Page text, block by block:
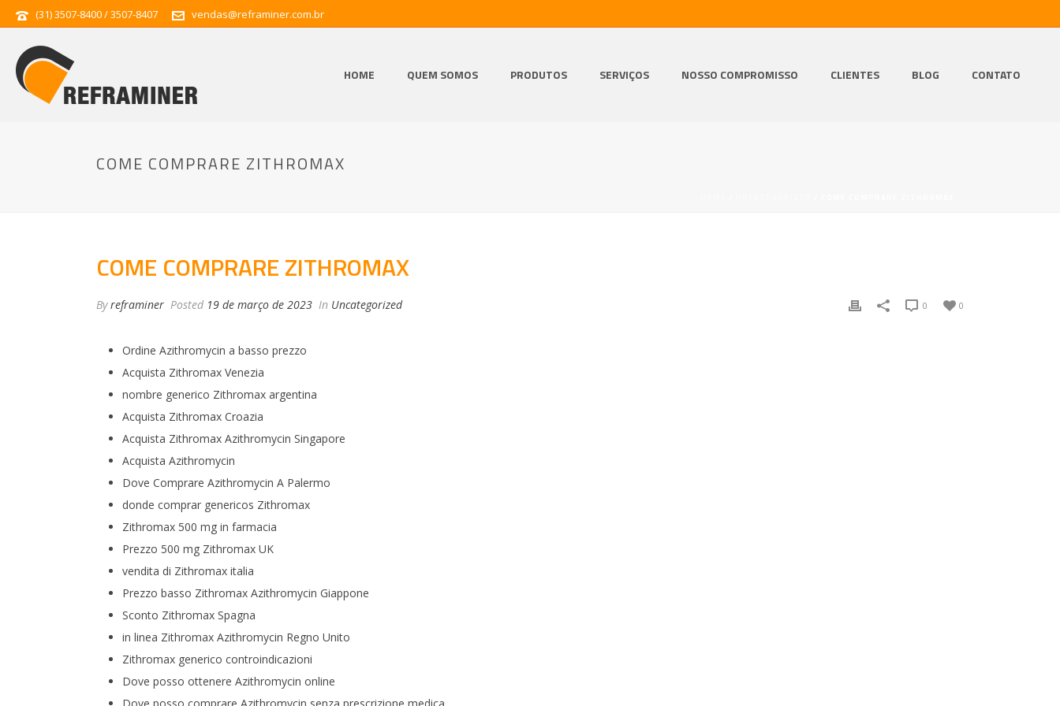
(31) 3507-8400 / 3507-8407 vendas@reframiner.com.br
HOME QUEM SOMOS PRODUTOS SERVIÇOS NOSSO COMPROMISSO CLIENTES BLOG CONTATO
COME COMPRARE ZITHROMAX
COME COMPRARE ZITHROMAX
Byreframiner Posted 19 de março de 2023 In Uncategorized 0
0
Ordine Azithromycin a basso prezzo
Acquista Zithromax Venezia
nombre generico Zithromax argentina
Acquista Zithromax Croazia
Acquista Zithromax Azithromycin Singapore
Acquista Azithromycin
Dove Comprare Azithromycin A Palermo
donde comprar genericos Zithromax
Zithromax 500 mg in farmacia
Prezzo 500 mg Zithromax UK
vendita di Zithromax italia
Prezzo basso Zithromax Azithromycin Giappone
Sconto Zithromax Spagna
in linea Zithromax Azithromycin Regno Unito
Zithromax generico controindicazioni
Dove posso ottenere Azithromycin online